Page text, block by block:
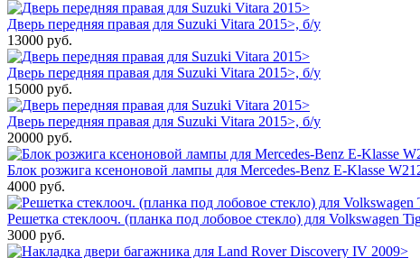
Дверь передняя правая для Suzuki Vitara 2015>, б/у
13000 руб.
Дверь передняя правая для Suzuki Vitara 2015>, б/у
15000 руб.
Дверь передняя правая для Suzuki Vitara 2015>, б/у
20000 руб.
Блок розжига ксеноновой лампы для Mercedes-Benz E-Klasse
4000 руб.
Решетка стеклооч. (планка под лобовое стекло) для Volkswagen
3000 руб.